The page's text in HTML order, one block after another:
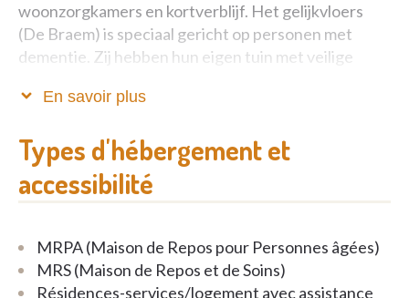
woonzorgkamers en kortverblijf. Het gelijkvloers
(De Braem) is speciaal gericht op personen met
dementie. Zij hebben hun eigen tuin met veilige
stimuleren. De eerste verdieping (De Vlier) is
ouderen. De tweede verdieping (De Plataan) is
voorzien voor assistentiewoningen.
De muren hebben allemaal warme, frisse kleuren om
En savoir plus
Types d'hébergement et
accessibilité
MRPA (Maison de Repos pour Personnes âgées)
MRS (Maison de Repos et de Soins)
Résidences-services/logement avec assistance